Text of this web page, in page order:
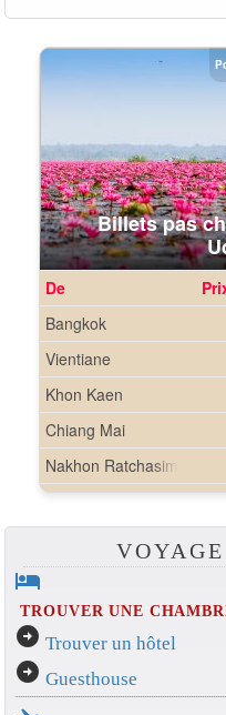
hotel
TROUVER UNE
arrow_circle_right Trouver un hôtel
arrow_circle_right Guesthouse